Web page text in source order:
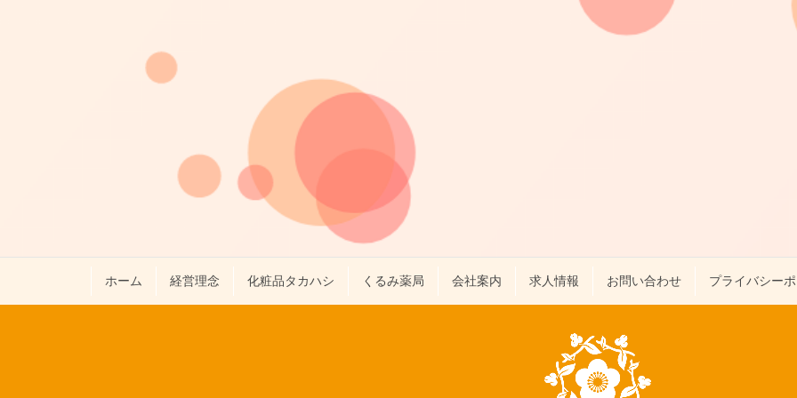
ホーム 経営理念 化粧品タカハシ くるみ薬局 会社案内 求人情報 お問い合わせ プライバシー